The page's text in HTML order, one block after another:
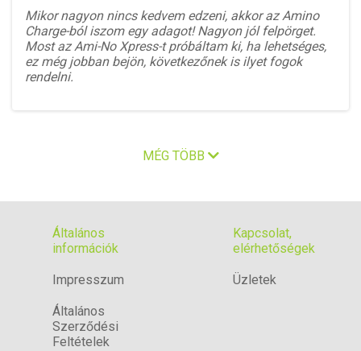
Mikor nagyon nincs kedvem edzeni, akkor az Amino
Charge-ból iszom egy adagot! Nagyon jól felpörget.
Most az Ami-No Xpress-t próbáltam ki, ha lehetséges,
ez még jobban bejön, következőnek is ilyet fogok
rendelni.
MÉG TÖBB
Általános
információk
Impresszum
Általános
Szerződési
Feltételek
Kapcsolat,
elérhetőségek
Üzletek